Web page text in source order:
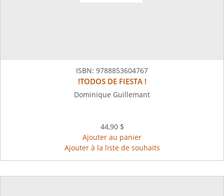
ISBN: 9788853604767
!TODOS DE FIESTA !
Dominique Guillemant
44,90 $
Ajouter au panier
Ajouter à la liste de souhaits